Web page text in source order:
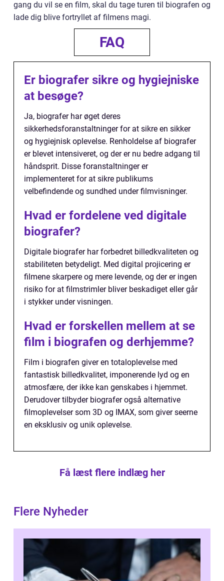
gang du vil se en film, skal du tage turen til biografen og
lade dig blive fortryllet af filmens magi.
FAQ
Er biografer sikre og hygiejniske
at besøge?
Ja, biografer har øget deres
sikkerhedsforanstaltninger for at sikre en sikker
og hygiejnisk oplevelse. Renholdelse af biografer
er blevet intensiveret, og der er nu bedre adgang til
håndsprit. Disse foranstaltninger er
implementeret for at sikre publikums
velbefindende og sundhed under filmvisninger.
Hvad er fordelene ved digitale
biografer?
Digitale biografer har forbedret billedkvaliteten og
stabiliteten betydeligt. Med digital projicering er
filmene skarpere og mere levende, og der er ingen
risiko for at filmstrimler bliver beskadiget eller går
i stykker under visningen.
Hvad er forskellen mellem at se
film i biografen og derhjemme?
Film i biografen giver en totaloplevelse med
fantastisk billedkvalitet, imponerende lyd og en
atmosfære, der ikke kan genskabes i hjemmet.
Derudover tilbyder biografer også alternative
filmoplevelser som 3D og IMAX, som giver seerne
en eksklusiv og unik oplevelse.
Få læst flere indlæg her
Flere Nyheder